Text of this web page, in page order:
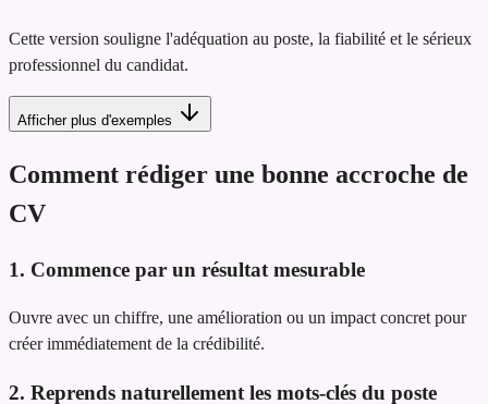
Cette version souligne l'adéquation au poste, la fiabilité et le sérieux
professionnel du candidat.
Afficher plus d'exemples
Comment rédiger une bonne accroche de
CV
1. Commence par un résultat mesurable
Ouvre avec un chiffre, une amélioration ou un impact concret pour
créer immédiatement de la crédibilité.
2. Reprends naturellement les mots-clés du poste